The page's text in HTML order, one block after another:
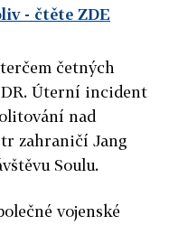
- čtěte ZDE
četných
Úterní incident
nad
zahraničí Jang
Soulu.
vojenské